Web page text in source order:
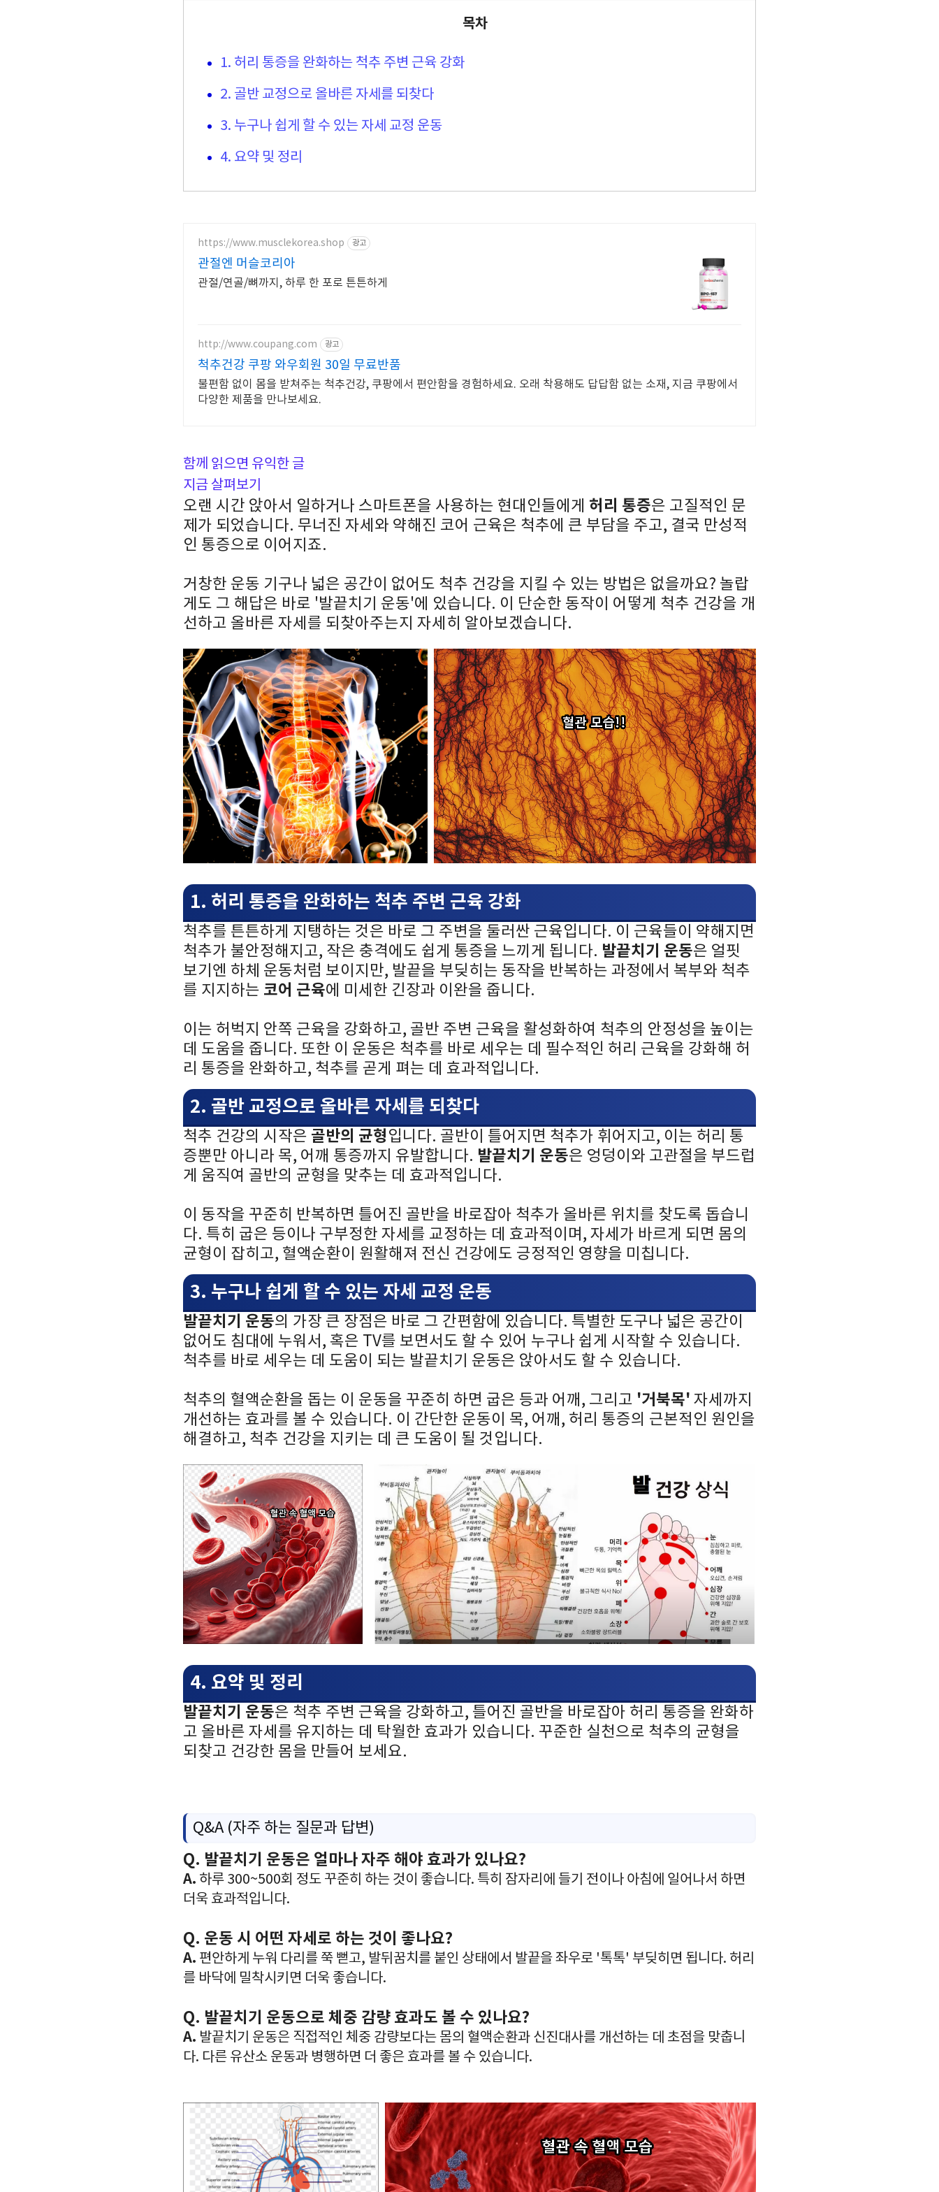
목차
1. 허리 통증을 완화하는 척추 주변 근육 강화
2. 골반 교정으로 올바른 자세를 되찾다
3. 누구나 쉽게 할 수 있는 자세 교정 운동
4. 요약 및 정리
https://www.musclekorea.shop 광고
관절엔 머슬코리아
관절/연골/뼈까지, 하루 한 포로 튼튼하게
http://www.coupang.com 광고
척추건강 쿠팡 와우회원 30일 무료반품
불편함 없이 몸을 받쳐주는 척추건강, 쿠팡에서 편안함을 경험하세요. 오래 착용해도 답답함 없는 소재, 지금 쿠팡에서
다양한 제품을 만나보세요.
함께 읽으면 유익한 글
지금 살펴보기
오랜 시간 앉아서 일하거나 스마트폰을 사용하는 현대인들에게 허리 통증은 고질적인 문
제가 되었습니다. 무너진 자세와 약해진 코어 근육은 척추에 큰 부담을 주고, 결국 만성적
인 통증으로 이어지죠.
거창한 운동 기구나 넓은 공간이 없어도 척추 건강을 지킬 수 있는 방법은 없을까요? 놀랍
게도 그 해답은 바로 '발끝치기 운동'에 있습니다. 이 단순한 동작이 어떻게 척추 건강을 개
선하고 올바른 자세를 되찾아주는지 자세히 알아보겠습니다.
1. 허리 통증을 완화하는 척추 주변 근육 강화
척추를 튼튼하게 지탱하는 것은 바로 그 주변을 둘러싼 근육입니다. 이 근육들이 약해지면
척추가 불안정해지고, 작은 충격에도 쉽게 통증을 느끼게 됩니다. 발끝치기 운동은 얼핏
보기엔 하체 운동처럼 보이지만, 발끝을 부딪히는 동작을 반복하는 과정에서 복부와 척추
를 지지하는 코어 근육에 미세한 긴장과 이완을 줍니다.
이는 허벅지 안쪽 근육을 강화하고, 골반 주변 근육을 활성화하여 척추의 안정성을 높이는
데 도움을 줍니다. 또한 이 운동은 척추를 바로 세우는 데 필수적인 허리 근육을 강화해 허
리 통증을 완화하고, 척추를 곧게 펴는 데 효과적입니다.
2. 골반 교정으로 올바른 자세를 되찾다
척추 건강의 시작은 골반의 균형입니다. 골반이 틀어지면 척추가 휘어지고, 이는 허리 통
증뿐만 아니라 목, 어깨 통증까지 유발합니다. 발끝치기 운동은 엉덩이와 고관절을 부드럽
게 움직여 골반의 균형을 맞추는 데 효과적입니다.
이 동작을 꾸준히 반복하면 틀어진 골반을 바로잡아 척추가 올바른 위치를 찾도록 돕습니
다. 특히 굽은 등이나 구부정한 자세를 교정하는 데 효과적이며, 자세가 바르게 되면 몸의
균형이 잡히고, 혈액순환이 원활해져 전신 건강에도 긍정적인 영향을 미칩니다.
3. 누구나 쉽게 할 수 있는 자세 교정 운동
발끝치기 운동의 가장 큰 장점은 바로 그 간편함에 있습니다. 특별한 도구나 넓은 공간이
없어도 침대에 누워서, 혹은 TV를 보면서도 할 수 있어 누구나 쉽게 시작할 수 있습니다.
척추를 바로 세우는 데 도움이 되는 발끝치기 운동은 앉아서도 할 수 있습니다.
척추의 혈액순환을 돕는 이 운동을 꾸준히 하면 굽은 등과 어깨, 그리고 '거북목' 자세까지
개선하는 효과를 볼 수 있습니다. 이 간단한 운동이 목, 어깨, 허리 통증의 근본적인 원인을
해결하고, 척추 건강을 지키는 데 큰 도움이 될 것입니다.
4. 요약 및 정리
발끝치기 운동은 척추 주변 근육을 강화하고, 틀어진 골반을 바로잡아 허리 통증을 완화하
고 올바른 자세를 유지하는 데 탁월한 효과가 있습니다. 꾸준한 실천으로 척추의 균형을
되찾고 건강한 몸을 만들어 보세요.
Q&A (자주 하는 질문과 답변)
Q. 발끝치기 운동은 얼마나 자주 해야 효과가 있나요?
A. 하루 300~500회 정도 꾸준히 하는 것이 좋습니다. 특히 잠자리에 들기 전이나 아침에 일어나서 하면
더욱 효과적입니다.
Q. 운동 시 어떤 자세로 하는 것이 좋나요?
A. 편안하게 누워 다리를 쭉 뻗고, 발뒤꿈치를 붙인 상태에서 발끝을 좌우로 '톡톡' 부딪히면 됩니다. 허리
를 바닥에 밀착시키면 더욱 좋습니다.
Q. 발끝치기 운동으로 체중 감량 효과도 볼 수 있나요?
A. 발끝치기 운동은 직접적인 체중 감량보다는 몸의 혈액순환과 신진대사를 개선하는 데 초점을 맞춥니
다. 다른 유산소 운동과 병행하면 더 좋은 효과를 볼 수 있습니다.